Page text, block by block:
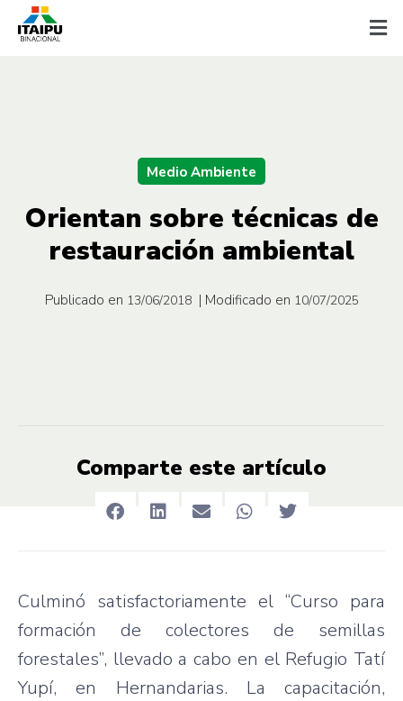
Medio Ambiente
Orientan sobre técnicas de
restauración ambiental
Publicado en 13/06/2018 | Modificado en 10/07/2025
Comparte este artículo
Culminó satisfactoriamente el “Curso para
formación de colectores de semillas
forestales”, llevado a cabo en el Refugio Tatí
Yupí, en Hernandarias. La capacitación,